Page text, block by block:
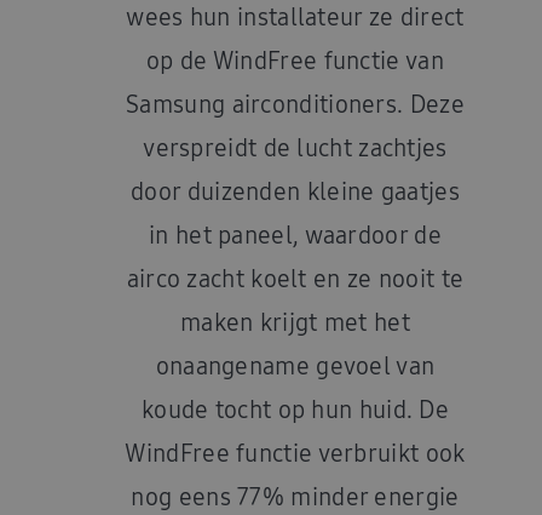
wees hun installateur ze direct
op de WindFree functie van
Samsung airconditioners. Deze
verspreidt de lucht zachtjes
door duizenden kleine gaatjes
in het paneel, waardoor de
airco zacht koelt en ze nooit te
maken krijgt met het
onaangename gevoel van
koude tocht op hun huid. De
WindFree functie verbruikt ook
nog eens 77% minder energie